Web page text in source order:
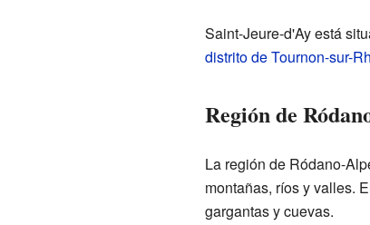
Saint-Jeure-d'Ay está
distrito de Tournon-sur-
Región de
La región de Ródano-
montañas, ríos y valles.
gargantas y cuevas.